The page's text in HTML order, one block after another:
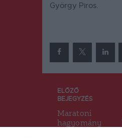
György Piros.
Bejegyzés
navigáció
ELŐZŐ
BEJEGYZÉS
Maratoni
hagyomány